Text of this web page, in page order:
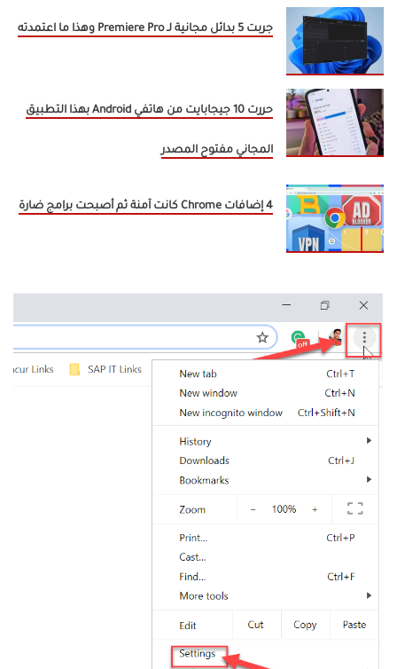
جربت 5 بدائل مجانية لـ Premiere Pro وهذا ما اعتمدته
حررت 10 جيجابايت من هاتفي Android بهذا التطبيق
المجاني مفتوح المصدر
4 إضافات Chrome كانت آمنة ثم أصبحت برامج ضارة